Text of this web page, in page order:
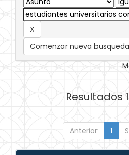
Comenzar nueva busqueda
Resultados
Anterior 1